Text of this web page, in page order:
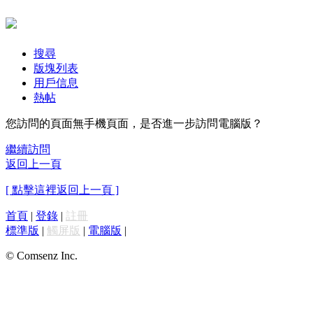
搜尋
版塊列表
用戶信息
熱帖
您訪問的頁面無手機頁面，是否進一步訪問電腦版？
繼續訪問
返回上一頁
[ 點擊這裡返回上一頁 ]
首頁 | 登錄 | 註冊
標準版 | 觸屏版 | 電腦版 |
© Comsenz Inc.